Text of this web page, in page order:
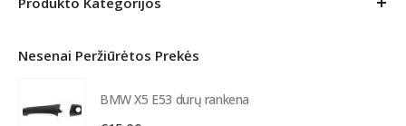
Produkto Kategorijos
Nesenai Peržiūrėtos Prekės
BMW X5 E53 durų rankena